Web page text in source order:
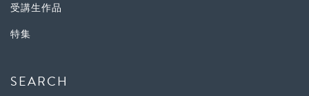
受講生作品
特集
SEARCH